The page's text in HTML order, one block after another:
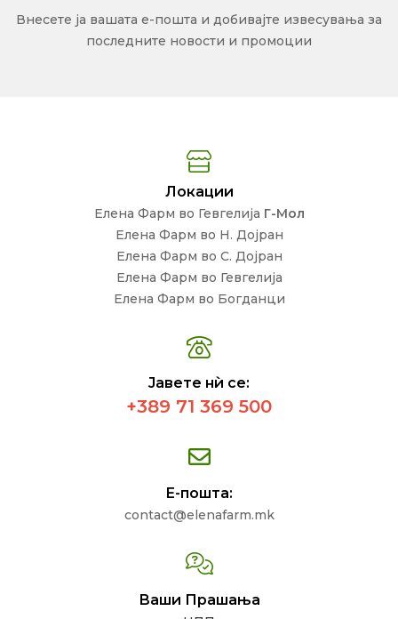
Внесете ја вашата е-пошта и добивајте извесувања за
последните новости и промоции
Локации
Елена Фарм во Гевгелија Г-Мол
Елена Фарм во Н. Дојран
Елена Фарм во С. Дојран
Елена Фарм во Гевгелија
Елена Фарм во Богданци
Јавете нѝ се:
+389 71 369 500
Е-пошта:
contact@elenafarm.mk
Ваши Прашања